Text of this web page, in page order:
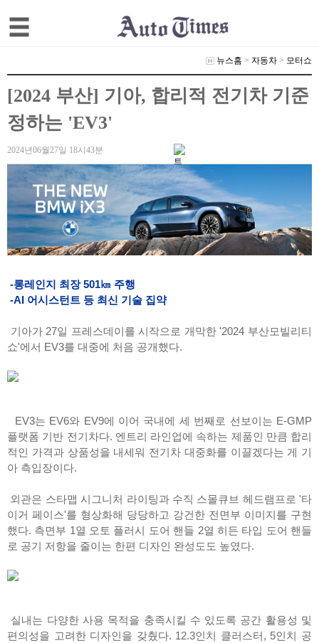
뉴스홈 > 자동차 > 모터쇼
[2024 부산] 기아, 합리적 전기차 기준
정하는 'EV3'
2024년06월27일 18시43분
-롱레인지 최장 501㎞ 주행
-AI 어시스턴트 등 최신 기술 집약
기아가 27일 프레스데이를 시작으로 개막한 '2024 부산모빌리티
쇼'에서 EV3를 대중에 처음 공개했다.
EV3는 EV6와 EV9에 이어 국내에 세 번째로 선보이는 E-GMP
플랫폼 기반 전기차다. 엔트리 라인업에 속하는 제품인 만큼 합리
적인 가격과 상품성을 내세워 전기차 대중화를 이끌겠다는 게 기
아 측입장이다.
외관은 스타맵 시그니처 라이팅과 수직 스몰큐브 헤드램프로 '타
이거 페이스'를 형상화해 당당하고 강건한 전면부 이미지를 구현
했다. 측면부 1열 오토 플러시 도어 핸들 2열 히든 타입 도어 핸들
로 공기 저항을 줄이는 한편 디자인 완성도도 높였다.
실내는 다양한 사용 목적을 충족시킬 수 있도록 공간 활용성 및
편의성을 고려한 디자인을 갖췄다. 12.3인치 클러스터, 5인치 공